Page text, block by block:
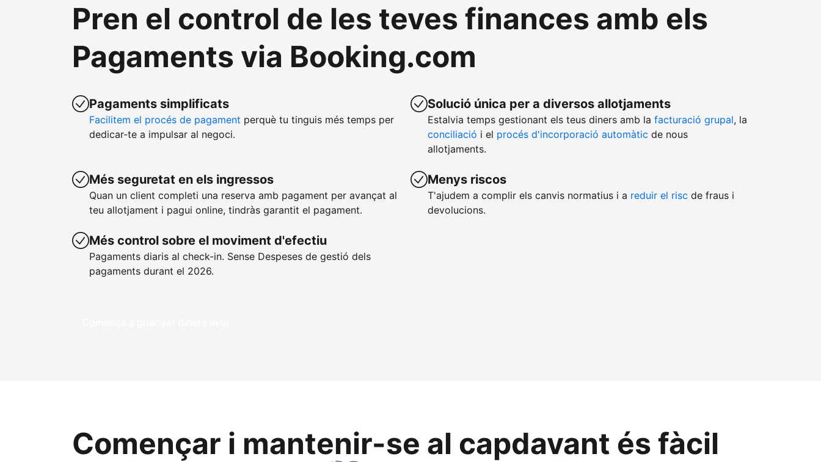
Pren el control de les teves finances amb els
Pagaments via Booking.com
Pagaments simplificats
Facilitem el procés de pagament perquè tu tinguis més temps per
dedicar-te a impulsar al negoci.
Més seguretat en els ingressos
Quan un client completi una reserva amb pagament per avançat al
teu allotjament i pagui online, tindràs garantit el pagament.
Més control sobre el moviment d'efectiu
Pagaments diaris al check-in. Sense Despeses de gestió dels
pagaments durant el 2026.
Solució única per a diversos allotjaments
Estalvia temps gestionant els teus diners amb la facturació grupal, la
conciliació i el procés d'incorporació automàtic de nous
allotjaments.
Menys riscos
T'ajudem a complir els canvis normatius i a reduir el risc de fraus i
devolucions.
Comença a guanyar diners avui
Començar i mantenir-se al capdavant és fàcil